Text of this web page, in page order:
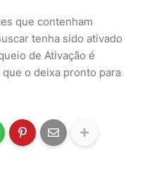
que contenham
tenha sido ativado
de Ativação é
o deixa pronto para